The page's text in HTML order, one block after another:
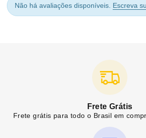
Não há avaliações disponíveis. Escreva
Frete Grátis
Frete grátis para todo o Brasil em